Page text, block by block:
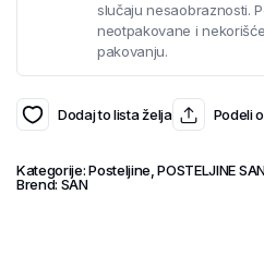
slučaju nesaobraznosti.
neotpakovane i
pakovanju.
Dodaj to lista želja Podeli
Kategorije:Posteljine ,POSTELJINE
Brend: SAN